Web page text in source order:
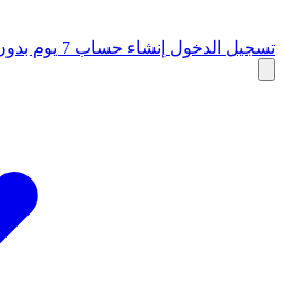
تسجيل الدخول إنشاء حساب 7 يوم بدون إعلانات